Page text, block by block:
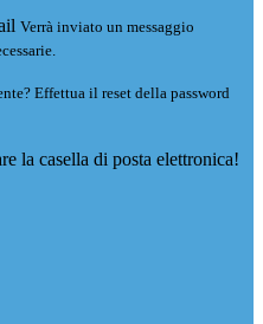
Verrà inviato un messaggio
Effettua il reset della password
la casella di posta elettronica!